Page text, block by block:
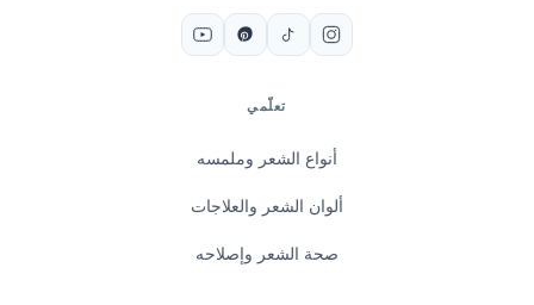
تعلّمي
أنواع الشعر وملمسه
ألوان الشعر والعلاجات
صحة الشعر وإصلاحه